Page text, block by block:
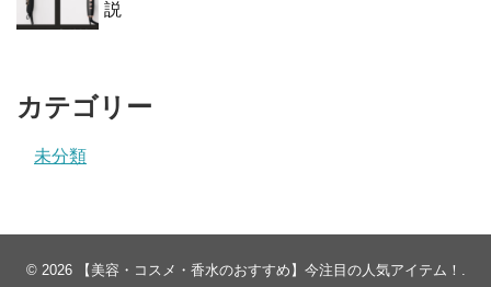
説
カテゴリー
未分類
© 2026 【美容・コスメ・香水のおすすめ】今注目の人気アイテム！ .